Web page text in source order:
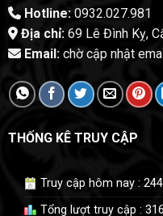
Hotline:0932.027.981
Địa chỉ:69 Lê Đình Kỵ,
Email:chờ cập nhật
THỐNG KÊ TRUY CẬP
Truy cập hôm nay : 244
Tổng lượt truy cập :